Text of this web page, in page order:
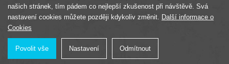
Součást skupiny
našich stránek, tím pádem co nejlepší zkušenost při návštěvě. Svá
nastavení cookies můžete později kdykoliv změnit. Další informace o
Cookies
Povolit vše Nastavení Odmítnout